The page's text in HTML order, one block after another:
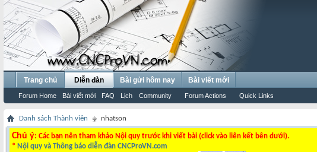
Trang chủ Diễn đàn
Forum Home Bài viết mới FAQ Lịch Community Forum Actions Quick Links
Bài gửi hôm nay Bài viết mới
Danh sách Thành viên nhatson
Chú ý: Các bạn nên tham khảo Nội quy trước khi viết bài (click vào liên kết bên dưới).
* Nội quy và Thông báo diễn đàn CNCProVN.com